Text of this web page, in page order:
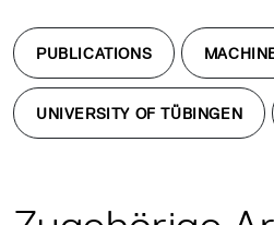
PUBLICATIONS
UNIVERSITY OF TÜBINGEN